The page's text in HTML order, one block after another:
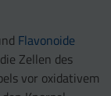
Flavonoide
Zellen des
vor oxidativem